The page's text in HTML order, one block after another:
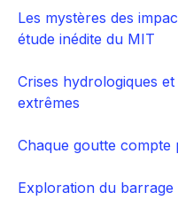
Les mystères des
étude inédite du MIT
Crises hydrologiques
extrêmes
Chaque goutte compte
Exploration du barrage